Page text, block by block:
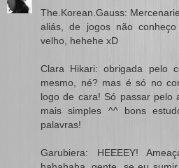
The.Korean.Gauss:
aliás, de jogos não
velho, hehehe xD
Clara Hikari: obrigada pelo
mesmo, né? mas é só no
logo de cara! Só passar pelo
mais simples ^^ bons
palavras!
Garubiera: HEEEEY!